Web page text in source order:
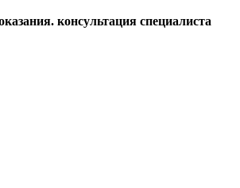
консультация специалиста